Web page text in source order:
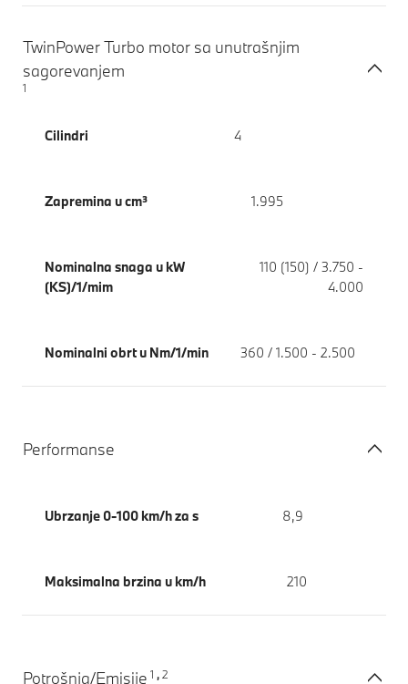
TwinPower Turbo motor sa unutrašnjim
sagorevanjem
1
Cilindri 4
Zapremina u cm³ 1.995
Nominalna snaga u kW
(KS)/1/mim
110 (150) / 3.750 -
4.000
Nominalni obrt u Nm/1/min 360 / 1.500 - 2.500
Performanse
Ubrzanje 0-100 km/h za s 8,9
Maksimalna brzina u km/h 210
Potrošnja/Emisije 1 , 2